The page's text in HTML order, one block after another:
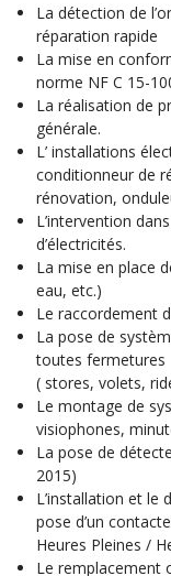
La détection de
réparation rapide
La mise en
norme NF C 15-
La réalisation de
générale.
L’ installations
conditionneur de
rénovation,
L’intervention
d’électricités.
La mise en place
eau, etc.)
Le raccordement
La pose de
toutes fermetures
( stores, volets,
Le montage de
visiophones,
La pose de
2015)
L’installation et le
pose d’un
Heures Pleines /
Le remplacement